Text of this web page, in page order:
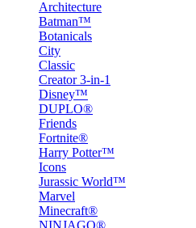
Architecture
Batman™
Botanicals
City
Classic
Creator 3-in-1
Disney™
DUPLO®
Friends
Fortnite®
Harry Potter™
Icons
Jurassic World™
Marvel
Minecraft®
NINJAGO®